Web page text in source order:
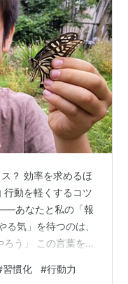
？ 効率を求めるほ
行動を軽くするコツ
あなたと私の「報
気」を待つのは、
う」 この言葉を、
出ないのは怠けで
習慣化 #行動力